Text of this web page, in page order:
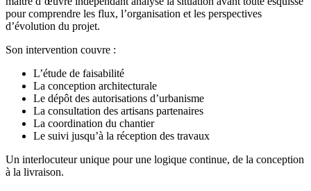
pour comprendre les flux, l’organisation et les perspectives
d’évolution du projet.
Son intervention couvre :
L’étude de faisabilité
La conception architecturale
Le dépôt des autorisations d’urbanisme
La consultation des artisans partenaires
La coordination du chantier
Le suivi jusqu’à la réception des travaux
Un interlocuteur unique pour une logique continue, de la conception
à la livraison.